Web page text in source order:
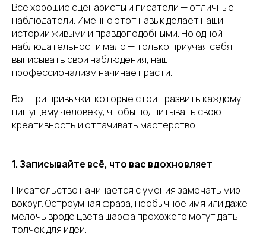
Все хорошие сценаристы и писатели — отличные
наблюдатели. Именно этот навык делает наши
истории живыми и правдоподобными. Но одной
наблюдательности мало — только приучая себя
выписывать свои наблюдения, наш
профессионализм начинает расти.
Вот три привычки, которые стоит развить каждому
пишущему человеку, чтобы подпитывать свою
креативность и оттачивать мастерство.
1. Записывайте всё, что вас вдохновляет
Писательство начинается с умения замечать мир
вокруг. Остроумная фраза, необычное имя или даже
мелочь вроде цвета шарфа прохожего могут дать
толчок для идеи.